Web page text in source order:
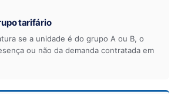
tarifário
se a unidade é do grupo A ou B, o
ou não da demanda contratada em